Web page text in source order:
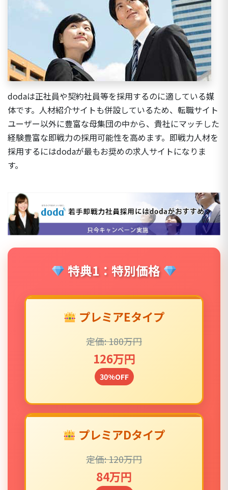
dodaは正社員や契約社員等を採用するのに適している媒
体です。人材紹介サイトも併設しているため、転職サイト
ユーザー以外に豊富な母集団の中から、貴社にマッチした
経験豊富な即戦力の採用可能性を高めます。即戦力人材を
採用するにはdodaが最もお奨めの求人サイトになりま
す。
特典1：特別価格
プレミアEタイプ
定価: 180万円
126万円
30%OFF
プレミアDタイプ
定価: 120万円
84万円